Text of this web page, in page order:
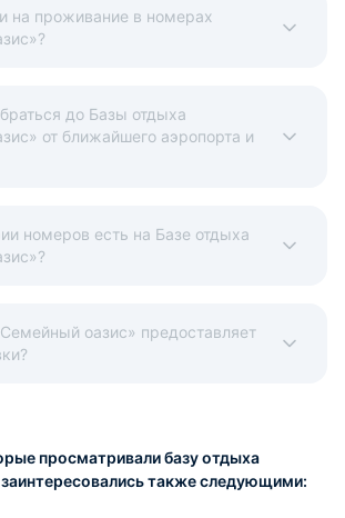
на проживание в номерах
до Базы отдыха
от ближайшего аэропорта и
номеров есть на Базе отдыха
оазис» предоставляет
просматривали базу отдыха
также следующими: